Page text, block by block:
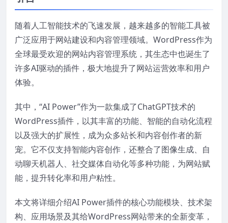
随着人工智能技术的飞速发展，越来越多的智能工具被
广泛应用于网站建设和内容管理领域。WordPress作为
全球最受欢迎的网站内容管理系统，其生态中也诞生了
许多AI驱动的插件，极大地提升了网站运营效率和用户
体验。
其中，“AI Power”作为一款集成了ChatGPT技术的
WordPress插件，以其丰富的功能、智能的自动化流程
以及强大的扩展性，成为众多站长和内容创作者的新
宠。它不仅支持智能内容创作，还整合了图像生成、自
动聊天机器人、社交媒体自动化等多种功能，为网站赋
能，提升转化率和用户粘性。
本文将详细介绍AI Power插件的核心功能模块、技术架
构、应用场景及其给WordPress网站带来的全新变革，